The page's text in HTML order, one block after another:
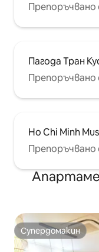
Пагода Тран
Ho Chi Minh
Супердомакин
Супердомакин